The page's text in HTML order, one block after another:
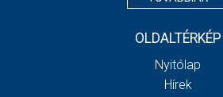
OLDALTÉRKÉP
Nyitólap
Hírek